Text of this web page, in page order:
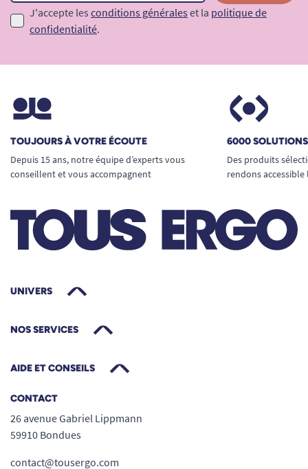
J'accepte les conditions générales et la politique de
confidentialité.
TOUJOURS À VOTRE ÉCOUTE
Depuis 15 ans, notre équipe d’experts vous
conseillent et vous accompagnent
6000
Des produits
rendons
UNIVERS
NOS SERVICES
AIDE ET CONSEILS
CONTACT
26 avenue Gabriel Lippmann
59910 Bondues
contact@tousergo.com